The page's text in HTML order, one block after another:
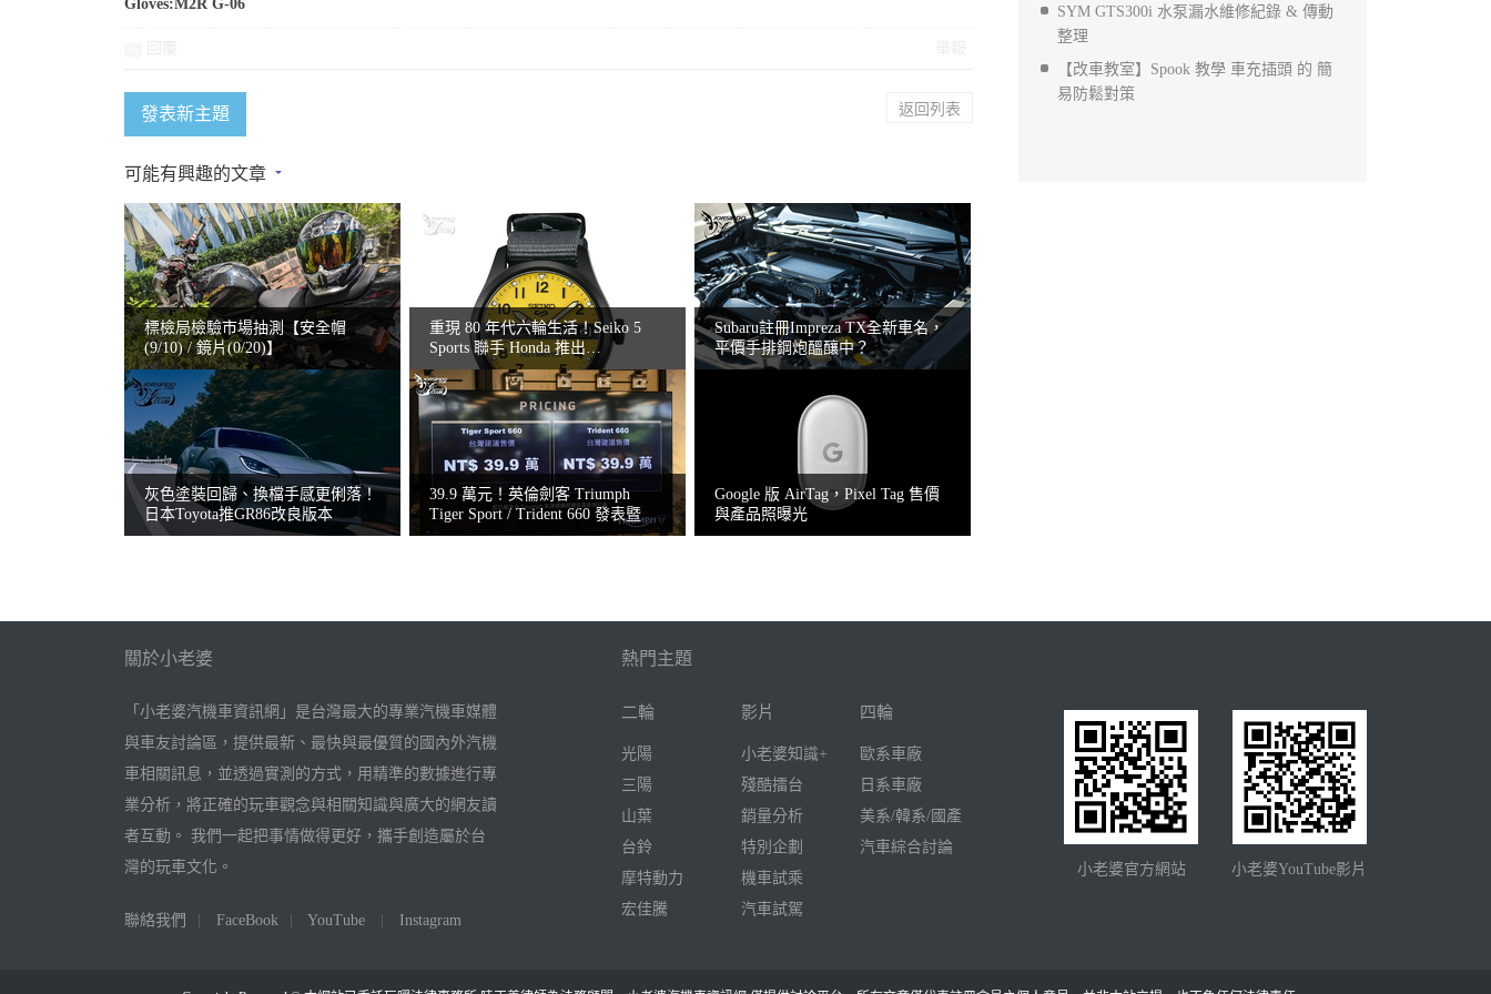
Gloves:M2R G-06
返回列表
發表新主題
可能有興趣的文章
標檢局檢驗市場抽測【安全帽
(9/10) / 鏡片(0/20)】
重現 80 年代六輪生活！Seiko 5
Sports 聯手 Honda 推出
MOTOCOM
Subaru註冊Impreza TX全新車名，
平價手排鋼炮醞釀中？
灰色塗裝回歸、換檔手感更俐落！
日本Toyota推GR86改良版本
39.9 萬元！英倫劍客 Triumph
Tiger Sport / Trident 660 發表暨
Google 版 AirTag，Pixel Tag 售價
與產品照曝光
SYM GTS300i 水泵漏水維修紀錄 & 傳動
整理
【改車教室】Spook 教學 車充插頭 的 簡
易防鬆對策
關於小老婆
「小老婆汽機車資訊網」是台灣最大的專業汽機車媒體
與車友討論區，提供最新、最快與最優質的國內外汽機
車相關訊息，並透過實測的方式，用精準的數據進行專
業分析，將正確的玩車觀念與相關知識與廣大的網友讀
者互動。 我們一起把事情做得更好，攜手創造屬於台
灣的玩車文化。
聯絡我們 FaceBook YouTube Instagram
熱門主題
二輪
光陽
三陽
山葉
台鈴
摩特動力
宏佳騰
影片
小老婆知識+
殘酷擂台
銷量分析
特別企劃
機車試乘
汽車試駕
四輪
歐系車廠
日系車廠
美系/韓系/國產
汽車綜合討論
小老婆官方網站
小老婆YouTube影片